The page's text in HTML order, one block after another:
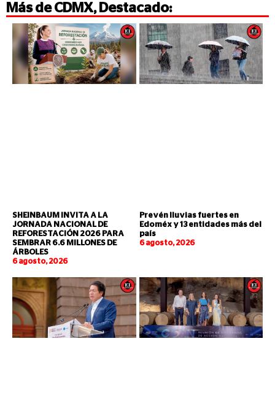
Más deCDMX, Destacado:
SHEINBAUM INVITA A LA
JORNADA NACIONAL DE
REFORESTACIÓN 2026 PARA
SEMBRAR 6.6 MILLONES DE
ÁRBOLES
6 agosto, 2026
Prevén lluvias fuertes en
Edoméx y 13 entidades más del
país
6 agosto, 2026